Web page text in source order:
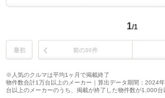
Bluetooth アラウン
ドビューモニター 衝
1/1
最初 前の30件
※人気のクルマは平均1ヶ月で掲載終了
物件数合計1万台以上のメーカー｜算出データ期間：2024
台以上のメーカーのうち、掲載が終了した物件数が1,000台